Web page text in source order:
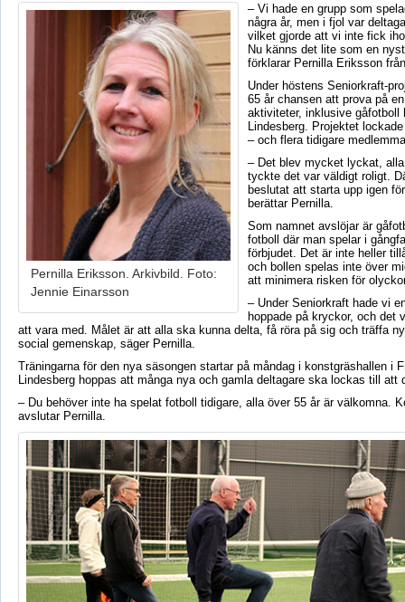
Pernilla Eriksson. Arkivbild. Foto:
Jennie Einarsson
– Vi hade en grupp som
några år, men i fjol var
vilket gjorde att vi inte fick
Nu känns det lite som en
förklarar Pernilla Eriksson
Under höstens Seniorkraft-
65 år chansen att prova på
aktiviteter, inklusive gåfotboll
Lindesberg. Projektet
– och flera tidigare
– Det blev mycket lyckat,
tyckte det var väldigt roligt.
beslutat att starta upp igen
berättar Pernilla.
Som namnet avslöjar är
fotboll där man spelar i
förbjudet. Det är inte heller
och bollen spelas inte över
att minimera risken för
– Under Seniorkraft hade vi
hoppade på kryckor, och det
att vara med. Målet är att alla ska kunna delta, få röra på sig och träffa
social gemenskap, säger Pernilla.
Träningarna för den nya säsongen startar på måndag i konstgräshallen i
Lindesberg hoppas att många nya och gamla deltagare ska lockas till att
– Du behöver inte ha spelat fotboll tidigare, alla över 55 år är välkomna.
avslutar Pernilla.